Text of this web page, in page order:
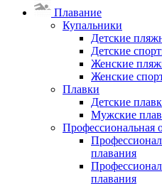
Плавание
Купальники
Детские
Детские
Женские
Женские
Плавки
Детские
Мужские
Профессиональная
плавания
плавания